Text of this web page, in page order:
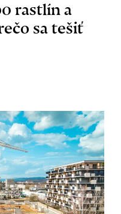
rastlín a
sa tešiť